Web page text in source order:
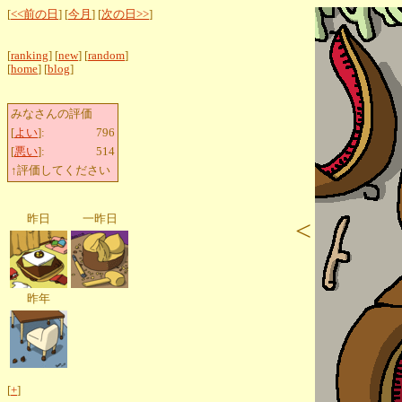
[<<前の日 ] [今月 ] [次の日>>]
[ranking] [new] [random]
[home] [blog]
みなさんの評価
[よい]:
796
[悪い]:
514
↑評価してください
昨日 一昨日
昨年
[+]
<